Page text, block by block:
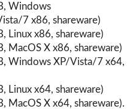
Windows
7 x86, shareware)
Linux x86, shareware)
MacOS X x86, shareware)
Windows XP/Vista/7 x64,
Linux x64, shareware)
MacOS X x64, shareware).